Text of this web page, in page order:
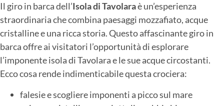
Il giro in barca dell’Isola di Tavolaraè un’esperienza
straordinaria che combina paesaggi mozzafiato, acque
cristalline e una ricca storia. Questo affascinante giro in
barca offre ai visitatori l’opportunità di esplorare
l’imponente isola di Tavolara e le sue acque circostanti.
Ecco cosa rende indimenticabile questa crociera:
falesie e scogliere imponenti a picco sul mare